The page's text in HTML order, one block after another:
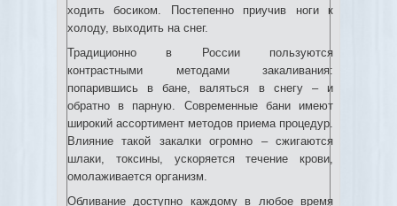
ходить босиком. Постепенно приучив ноги к
холоду, выходить на снег.
Традиционно в России пользуются
контрастными методами закаливания:
попарившись в бане, валяться в снегу – и
обратно в парную. Современные бани имеют
широкий ассортимент методов приема процедур.
Влияние такой закалки огромно – сжигаются
шлаки, токсины, ускоряется течение крови,
омолаживается организм.
Обливание доступно каждому в любое время